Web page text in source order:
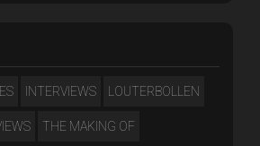
INTERVIEWS LOUTERBOLLEN
THE MAKING OF